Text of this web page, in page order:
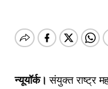
न्यूयॉर्क। संयुक्त राष्ट्र